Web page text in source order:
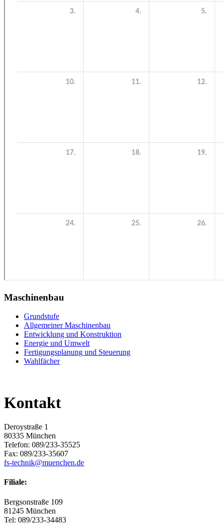
Maschinenbau
Grundstufe
Allgemeiner Maschinenbau
Entwicklung und Konstruktion
Energie und Umwelt
Fertigungsplanung und Steuerung
Wahlfächer
Kontakt
Deroystraße 1
80335 München
Telefon: 089/233-35525
Fax: 089/233-35607
fs-technik@muenchen.de
Filiale:
Bergsonstraße 109
81245 München
Tel: 089/233-34483